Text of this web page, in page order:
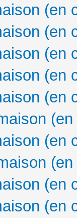
(en
(en
(en
(en
(en
(en
(en
(en